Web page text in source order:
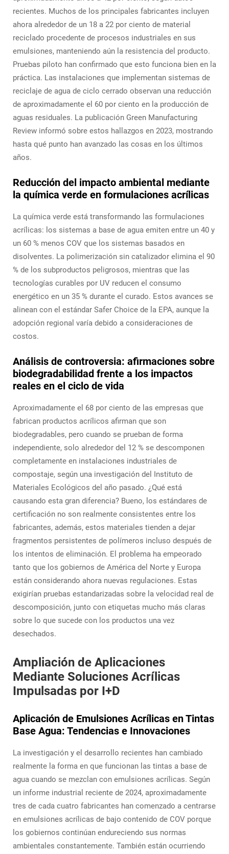
recientes. Muchos de los principales fabricantes incluyen
ahora alrededor de un 18 a 22 por ciento de material
reciclado procedente de procesos industriales en sus
emulsiones, manteniendo aún la resistencia del producto.
Pruebas piloto han confirmado que esto funciona bien en la
práctica. Las instalaciones que implementan sistemas de
reciclaje de agua de ciclo cerrado observan una reducción
de aproximadamente el 60 por ciento en la producción de
aguas residuales. La publicación Green Manufacturing
Review informó sobre estos hallazgos en 2023, mostrando
hasta qué punto han avanzado las cosas en los últimos
años.
Reducción del impacto ambiental mediante
la química verde en formulaciones acrílicas
La química verde está transformando las formulaciones
acrílicas: los sistemas a base de agua emiten entre un 40 y
un 60 % menos COV que los sistemas basados en
disolventes. La polimerización sin catalizador elimina el 90
% de los subproductos peligrosos, mientras que las
tecnologías curables por UV reducen el consumo
energético en un 35 % durante el curado. Estos avances se
alinean con el estándar Safer Choice de la EPA, aunque la
adopción regional varía debido a consideraciones de
costos.
Análisis de controversia: afirmaciones sobre
biodegradabilidad frente a los impactos
reales en el ciclo de vida
Aproximadamente el 68 por ciento de las empresas que
fabrican productos acrílicos afirman que son
biodegradables, pero cuando se prueban de forma
independiente, solo alrededor del 12 % se descomponen
completamente en instalaciones industriales de
compostaje, según una investigación del Instituto de
Materiales Ecológicos del año pasado. ¿Qué está
causando esta gran diferencia? Bueno, los estándares de
certificación no son realmente consistentes entre los
fabricantes, además, estos materiales tienden a dejar
fragmentos persistentes de polímeros incluso después de
los intentos de eliminación. El problema ha empeorado
tanto que los gobiernos de América del Norte y Europa
están considerando ahora nuevas regulaciones. Estas
exigirían pruebas estandarizadas sobre la velocidad real de
descomposición, junto con etiquetas mucho más claras
sobre lo que sucede con los productos una vez
desechados.
Ampliación de Aplicaciones
Mediante Soluciones Acrílicas
Impulsadas por I+D
Aplicación de Emulsiones Acrílicas en Tintas
Base Agua: Tendencias e Innovaciones
La investigación y el desarrollo recientes han cambiado
realmente la forma en que funcionan las tintas a base de
agua cuando se mezclan con emulsiones acrílicas. Según
un informe industrial reciente de 2024, aproximadamente
tres de cada cuatro fabricantes han comenzado a centrarse
en emulsiones acrílicas de bajo contenido de COV porque
los gobiernos continúan endureciendo sus normas
ambientales constantemente. También están ocurriendo